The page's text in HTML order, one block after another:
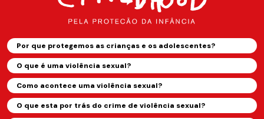
Por que protegemos as crianças e os adolescentes?
O que é uma violência sexual?
Como acontece uma violência sexual?
O que esta por trás do crime de violência sexual?